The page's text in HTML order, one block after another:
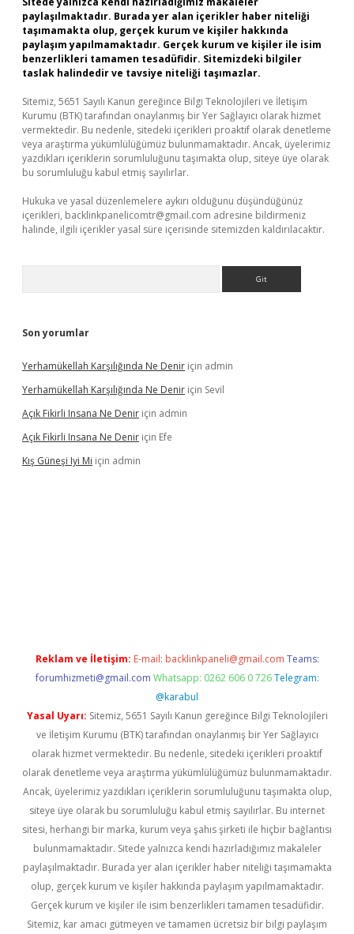
paylaşılmaktadır. Burada yer alan içerikler haber niteliği
taşımamakta olup, gerçek kurum ve kişiler hakkında
paylaşım yapılmamaktadır. Gerçek kurum ve kişiler ile isim
benzerlikleri tamamen tesadüfidir. Sitemizdeki bilgiler
taslak halindedir ve tavsiye niteliği taşımazlar.
Sitemiz, 5651 Sayılı Kanun gereğince Bilgi Teknolojileri ve İletişim
Kurumu (BTK) tarafından onaylanmış bir Yer Sağlayıcı olarak hizmet
vermektedir. Bu nedenle, sitedeki içerikleri proaktif olarak denetleme
veya araştırma yükümlülüğümüz bulunmamaktadır. Ancak, üyelerimiz
yazdıkları içeriklerin sorumluluğunu taşımakta olup, siteye üye olarak
bu sorumluluğu kabul etmiş sayılırlar.
Hukuka ve yasal düzenlemelere aykırı olduğunu düşündüğünüz
içerikleri, backlinkpanelicomtr@gmail.com adresine bildirmeniz
halinde, ilgili içerikler yasal süre içerisinde sitemizden kaldırılacaktır.
Son yorumlar
Yerhamükellah Karşılığında Ne Denir için admin
Yerhamükellah Karşılığında Ne Denir için Sevil
Açık Fikirli Insana Ne Denir için admin
Açık Fikirli Insana Ne Denir için Efe
Kış Güneşi Iyi Mi için admin
Reklam ve İletişim: E-mail: backlinkpaneli@gmail.com Teams:
forumhizmeti@gmail.com Whatsapp: 0262 606 0 726 Telegram:
@karabul
Yasal Uyarı: Sitemiz, 5651 Sayılı Kanun gereğince Bilgi Teknolojileri
ve İletişim Kurumu (BTK) tarafından onaylanmış bir Yer Sağlayıcı
olarak hizmet vermektedir. Bu nedenle, sitedeki içerikleri proaktif
olarak denetleme veya araştırma yükümlülüğümüz bulunmamaktadır.
Ancak, üyelerimiz yazdıkları içeriklerin sorumluluğunu taşımakta olup,
siteye üye olarak bu sorumluluğu kabul etmiş sayılırlar. Bu internet
sitesi, herhangi bir marka, kurum veya şahıs şirketi ile hiçbir bağlantısı
bulunmamaktadır. Sitede yalnızca kendi hazırladığımız makaleler
paylaşılmaktadır. Burada yer alan içerikler haber niteliği taşımamakta
olup, gerçek kurum ve kişiler hakkında paylaşım yapılmamaktadır.
Gerçek kurum ve kişiler ile isim benzerlikleri tamamen tesadüfidir.
Sitemiz, kar amacı gütmeyen ve tamamen ücretsiz bir bilgi paylaşım